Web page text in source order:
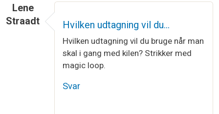
Lene
Straadt
Hvilken udtagning vil du…
Hvilken udtagning vil du bruge når man
skal i gang med kilen? Strikker med
magic loop.
Svar